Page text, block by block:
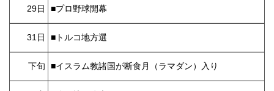
29日 ■プロ野球開幕
31日 ■トルコ地方選
下旬 ■イスラム教諸国が断食月（ラマダン）入り